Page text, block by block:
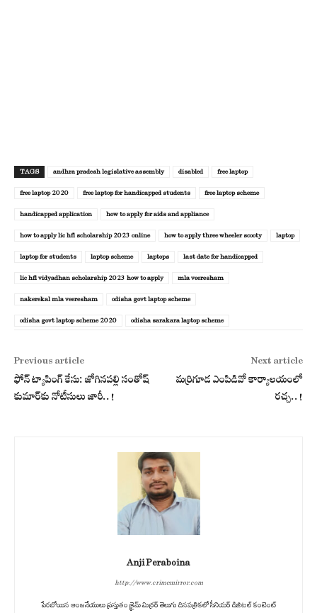
TAGS andhra pradesh legislative assembly disabled free laptop
free laptop 2020 free laptop for handicapped students free laptop scheme
handicapped application how to apply for aids and appliance
how to apply lic hfl scholarship 2023 online how to apply three wheeler scooty laptop
laptop for students laptop scheme laptops last date for handicapped
lic hfl vidyadhan scholarship 2023 how to apply mla veeresham
nakerekal mla veeresham odisha govt laptop scheme
odisha govt laptop scheme 2020 odisha sarakara laptop scheme
Previous article
ఫోన్ ట్యాపింగ్ కేసు: జోగినపల్లి సంతోష్
కుమార్‌కు నోటీసులు జారీ..!
Next article
మర్రిగూడ ఎంపిడివో కార్యాలయంలో
రచ్చ..!
Anji Peraboina
http://www.crimemirror.com
పేరబోయిన ఆంజనేయులు ప్రస్తుతం క్రైమ్ మిర్రర్ తెలుగు దినపత్రికలో సీనియర్ డిజిటల్ కంటెంట్